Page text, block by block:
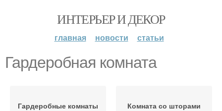
ИНТЕРЬЕР И ДЕКОР
главная новости статьи
Гардеробная комната
Гардеробные комнаты Комната со шторами